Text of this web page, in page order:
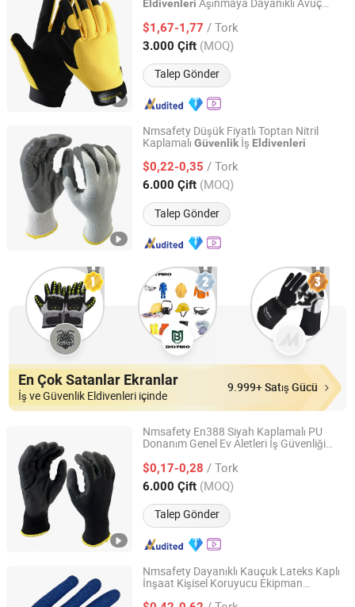
Eldivenleri Aşınmaya Dayanıklı Avuç
Eldivenleri
$1,67-1,77 / Tork
3.000 Çift (MOQ)
Talep Gönder
BEIHAI KINGMA CO., LTD.
Guangxi, China Fiyat 2021
Nmsafety Düşük Fiyatlı Toptan Nitril
Kaplamalı Güvenlik İş Eldivenleri
$0,22-0,35 / Tork
6.000 Çift (MOQ)
Talep Gönder
Nano-Metre Industrial Ltd.
Shanghai, China Fiyat 2013
En Çok Satanlar Ekranlar
İş ve Güvenlik Eldivenleri içinde
9.999+ Satış Gücü
Nmsafety En388 Siyah Kaplamalı PU
Donanım Genel Ev Aletleri İş Güvenliği
$0,17-0,28 / Tork
6.000 Çift (MOQ)
Talep Gönder
Nano-Metre Industrial Ltd.
Shanghai, China Fiyat 2013
Nmsafety Dayanıklı Kauçuk Lateks Kaplı
İnşaat Kişisel Koruyucu Ekipman
Nano-Metre Industrial Ltd.